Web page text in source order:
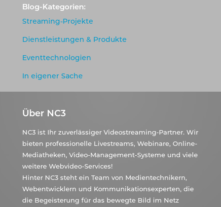
Blog-Kategorien:
Streaming-Projekte
Dienstleistungen & Produkte
Eventtechnologien
In eigener Sache
Über NC3
NC3 ist Ihr zuverlässiger Videostreaming-Partner. Wir
bieten professionelle Livestreams, Webinare, Online-
Mediatheken, Video-Management-Systeme und viele
weitere Webvideo-Services!
Hinter NC3 steht ein Team von Medientechnikern,
Webentwicklern und Kommunikationsexperten, die
die Begeisterung für das bewegte Bild im Netz